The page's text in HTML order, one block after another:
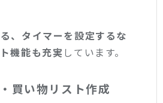
、タイマーを設定するな
機能も充実 しています。
買い物リスト作成